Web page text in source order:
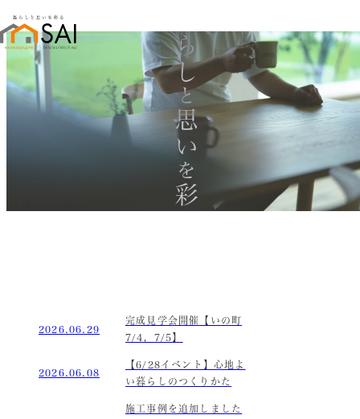
暮らし
と
思い
を
彩る
2026.06.29
完成見学会開催【いの町
7/4，7/5】
2026.06.08
【6/28イベント】心地よ
い暮らしのつくりかた
施工事例を追加しました